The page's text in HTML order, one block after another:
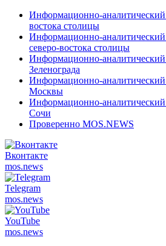
Информационно-
востока столицы
Информационно-
северо-востока столицы
Информационно-
Зеленограда
Информационно-
Москвы
Информационно-аналитический
Сочи
Проверенно MOS.NEWS
Вконтакте
mos.news
Telegram
mos.news
YouTube
mos.news